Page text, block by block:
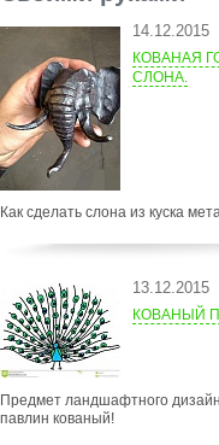
14.12.2015
КОВАНАЯ
СЛОНА.
Как сделать слона из куска
13.12.2015
КОВАНЫЙ
Предмет ландшафтного
павлин кованый!